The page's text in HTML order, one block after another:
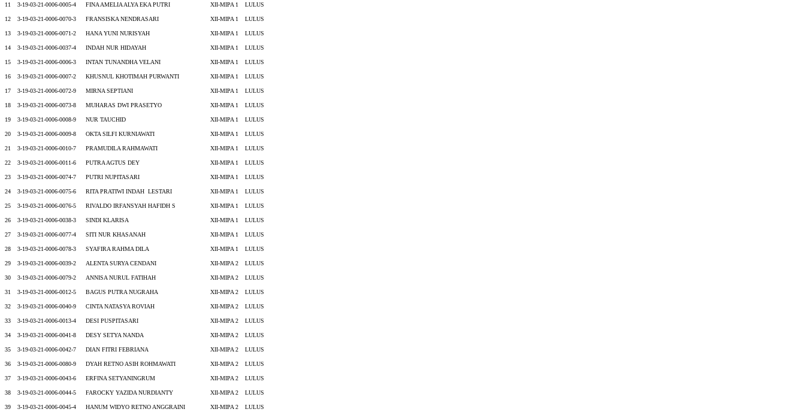
11 3-19-03-21-0006-0005-4 FINA AMELIA ALYA EKA PUTRI XII-MIPA 1 LULUS
12 3-19-03-21-0006-0070-3 FRANSISKA NENDRASARI XII-MIPA 1 LULUS
13 3-19-03-21-0006-0071-2 HANA YUNI NURISYAH XII-MIPA 1 LULUS
14 3-19-03-21-0006-0037-4 INDAH NUR HIDAYAH XII-MIPA 1 LULUS
15 3-19-03-21-0006-0006-3 INTAN TUNANDHA VELANI XII-MIPA 1 LULUS
16 3-19-03-21-0006-0007-2 KHUSNUL KHOTIMAH PURWANTI XII-MIPA 1 LULUS
17 3-19-03-21-0006-0072-9 MIRNA SEPTIANI XII-MIPA 1 LULUS
18 3-19-03-21-0006-0073-8 MUHARAS DWI PRASETYO XII-MIPA 1 LULUS
19 3-19-03-21-0006-0008-9 NUR TAUCHID XII-MIPA 1 LULUS
20 3-19-03-21-0006-0009-8 OKTA SILFI KURNIAWATI XII-MIPA 1 LULUS
21 3-19-03-21-0006-0010-7 PRAMUDILA RAHMAWATI XII-MIPA 1 LULUS
22 3-19-03-21-0006-0011-6 PUTRA AGTUS DEY XII-MIPA 1 LULUS
23 3-19-03-21-0006-0074-7 PUTRI NUPITASARI XII-MIPA 1 LULUS
24 3-19-03-21-0006-0075-6 RITA PRATIWI INDAH LESTARI XII-MIPA 1 LULUS
25 3-19-03-21-0006-0076-5 RIVALDO IRFANSYAH HAFIDH S XII-MIPA 1 LULUS
26 3-19-03-21-0006-0038-3 SINDI KLARISA XII-MIPA 1 LULUS
27 3-19-03-21-0006-0077-4 SITI NUR KHASANAH XII-MIPA 1 LULUS
28 3-19-03-21-0006-0078-3 SYAFIRA RAHMA DILA XII-MIPA 1 LULUS
29 3-19-03-21-0006-0039-2 ALENTA SURYA CENDANI XII-MIPA 2 LULUS
30 3-19-03-21-0006-0079-2 ANNISA NURUL FATIHAH XII-MIPA 2 LULUS
31 3-19-03-21-0006-0012-5 BAGUS PUTRA NUGRAHA XII-MIPA 2 LULUS
32 3-19-03-21-0006-0040-9 CINTA NATASYA ROVIAH XII-MIPA 2 LULUS
33 3-19-03-21-0006-0013-4 DESI PUSPITASARI XII-MIPA 2 LULUS
34 3-19-03-21-0006-0041-8 DESY SETYA NANDA XII-MIPA 2 LULUS
35 3-19-03-21-0006-0042-7 DIAN FITRI FEBRIANA XII-MIPA 2 LULUS
36 3-19-03-21-0006-0080-9 DYAH RETNO ASIH ROHMAWATI XII-MIPA 2 LULUS
37 3-19-03-21-0006-0043-6 ERFINA SETYANINGRUM XII-MIPA 2 LULUS
38 3-19-03-21-0006-0044-5 FAROCKY YAZIDA NURDIANTY XII-MIPA 2 LULUS
39 3-19-03-21-0006-0045-4 HANUM WIDYO RETNO ANGGRAINI XII-MIPA 2 LULUS